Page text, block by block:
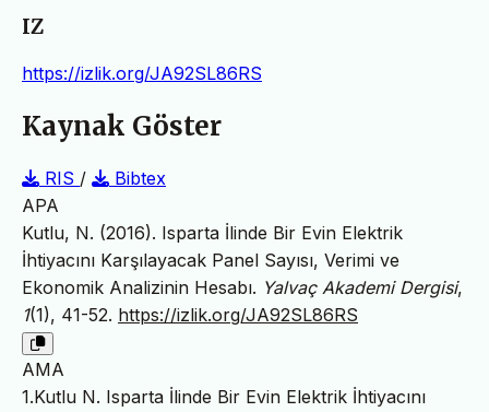
IZ
https://izlik.org/JA92SL86RS
Kaynak Göster
RIS /
Bibtex
APA
Kutlu, N. (2016). Isparta İlinde Bir Evin Elektrik
İhtiyacını Karşılayacak Panel Sayısı, Verimi ve
Ekonomik Analizinin Hesabı. Yalvaç Akademi Dergisi,
1(1), 41-52. https://izlik.org/JA92SL86RS
AMA
1.Kutlu N. Isparta İlinde Bir Evin Elektrik İhtiyacını